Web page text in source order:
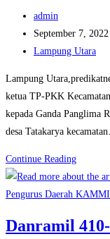
Gelar
Upacara
Post
author:
admin
Post
published:
September 7, 2022
Post
Lampung Utara
Lampung
ketua TP-PKK
kepada Ganda Panglima
desa Tatakarya
Continue ReadingPisah
Sambut
Camat
Danramil